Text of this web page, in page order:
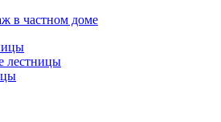
в частном доме
лестницы